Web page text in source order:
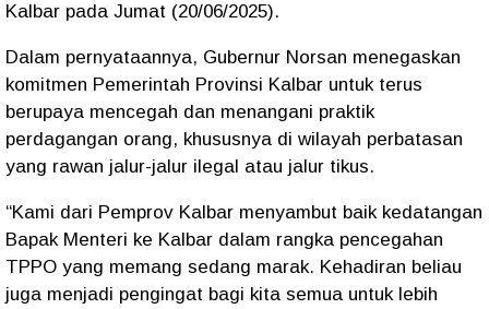
Kalbar pada Jumat (20/06/2025).
Dalam pernyataannya, Gubernur Norsan menegaskan
komitmen Pemerintah Provinsi Kalbar untuk terus
berupaya mencegah dan menangani praktik
perdagangan orang, khususnya di wilayah perbatasan
yang rawan jalur-jalur ilegal atau jalur tikus.
“Kami dari Pemprov Kalbar menyambut baik kedatangan
Bapak Menteri ke Kalbar dalam rangka pencegahan
TPPO yang memang sedang marak. Kehadiran beliau
juga menjadi pengingat bagi kita semua untuk lebih